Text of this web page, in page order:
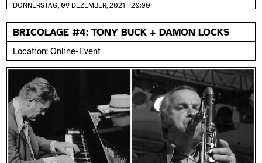
DONNERSTAG, 09 DEZEMBER, 2021 - 20:00
BRICOLAGE #4: TONY BUCK + DAMON LOCKS
Location: Online-Event